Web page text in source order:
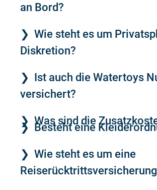
an Bord?
Wie steht es um
Diskretion?
Ist auch die Watertoys
versichert?
Was sind die
Besteht eine
Wie steht es um eine